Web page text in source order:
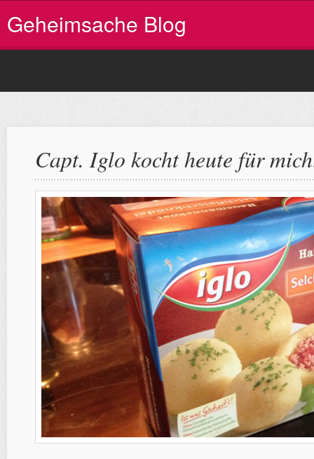
Geheimsache Blog
Capt. Iglo kocht heute für